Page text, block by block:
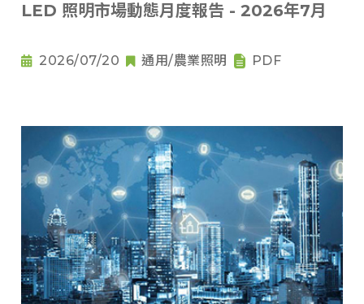
LED 照明市場動態月度報告 - 2026年7月
2026/07/20 通用/農業照明 PDF